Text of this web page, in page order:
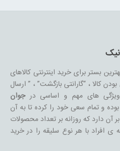
بستر برای خرید اینترنتی کالاهای
کالا ، “گارانتی بازگشت” ، ” ارسال
های مهم و اساسی درجوان
و تمام سعی خود را کرده تا به آن
آن دارد که روزانه بر تعداد محصولات
ی افراد با هر نوع سلیقه را در خرید